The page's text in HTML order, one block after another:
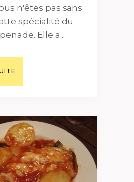
n'êtes pas sans
spécialité du
Elle a...